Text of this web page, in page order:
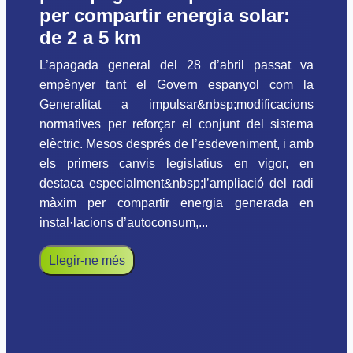
per compartir energia solar:
de 2 a 5 km
L’apagada general del 28 d’abril passat va
empènyer tant el Govern espanyol com la
Generalitat a impulsar&nbsp;modificacions
normatives per reforçar el conjunt del sistema
elèctric. Mesos després de l’esdeveniment, i amb
els primers canvis legislatius en vigor, en
destaca especialment&nbsp;l’ampliació del radi
màxim per compartir energia generada en
instal·lacions d’autoconsum,...
Llegir-ne més